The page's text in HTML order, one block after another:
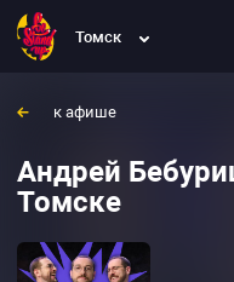
Томск
к афише
Андрей
Томске